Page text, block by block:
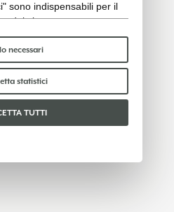
sono indispensabili per il
del sito e non trattano o
dato personale. Per
la nostra
cookie accettare:
necessari
statistici
TUTTI